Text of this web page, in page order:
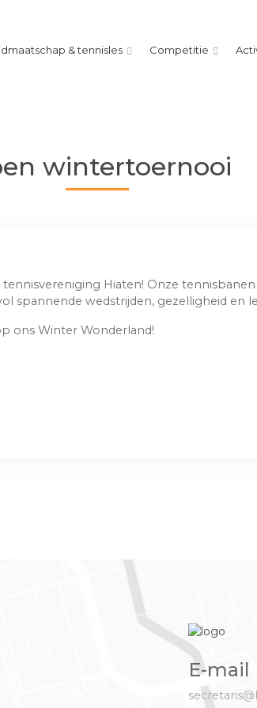
& tennisles Competitie
wintertoernooi
Hiaten! Onze
spannende wedstrijden, gezelligheid en
ons Winter Wonderland!
E-mail